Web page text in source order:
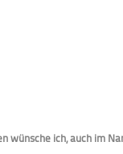
wünsche ich, auch im